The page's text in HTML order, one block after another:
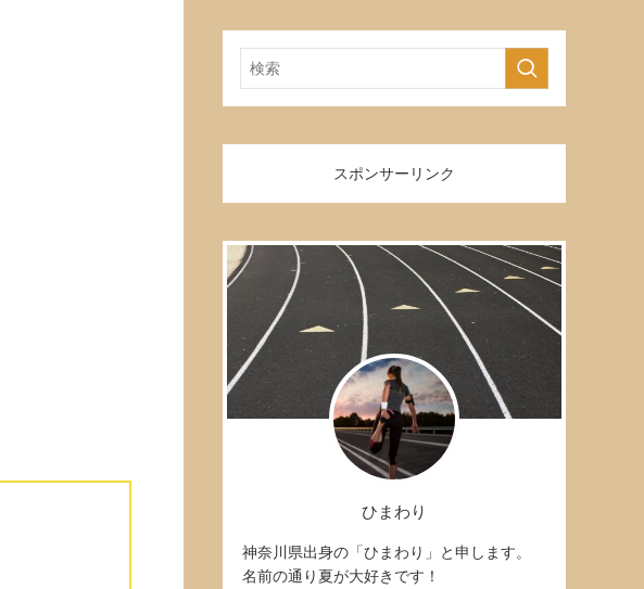
スポンサーリンク
ひまわり
神奈川県出身の「ひまわり」と申します。
名前の通り夏が大好きです！